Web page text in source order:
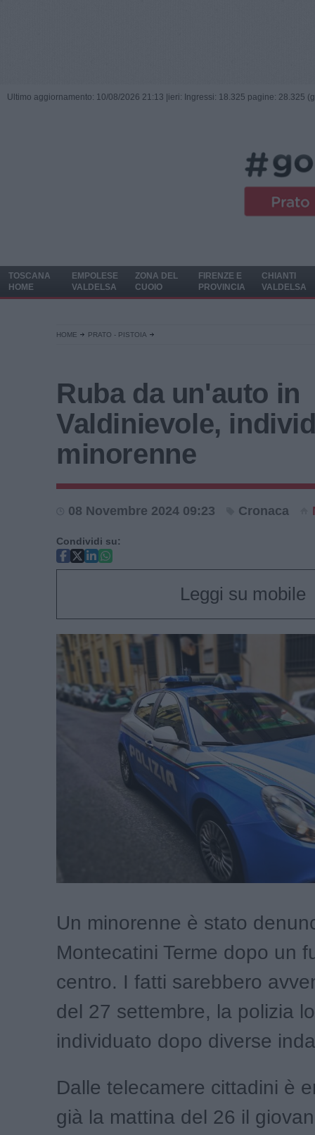
Ultimo aggiornamento: 10/08/2026 21:13 | ieri: Ingressi: 18.325 pagine: 28.325
TOSCANA
HOME
EMPOLESE
VALDELSA
ZONA DEL
CUOIO
FIRENZE E
PROVINCIA
CHIANTI
VALDELSA
HOME PRATO - PISTOIA
Ruba da un'auto in
Valdinievole,
minorenne
08 Novembre 2024 09:23 Cronaca
Condividi su:
Leggi su mobile
Un minorenne è stato
Montecatini Terme dopo un
centro. I fatti sarebbero
del 27 settembre, la polizia
individuato dopo diverse
Dalle telecamere cittadini è
già la mattina del 26 il